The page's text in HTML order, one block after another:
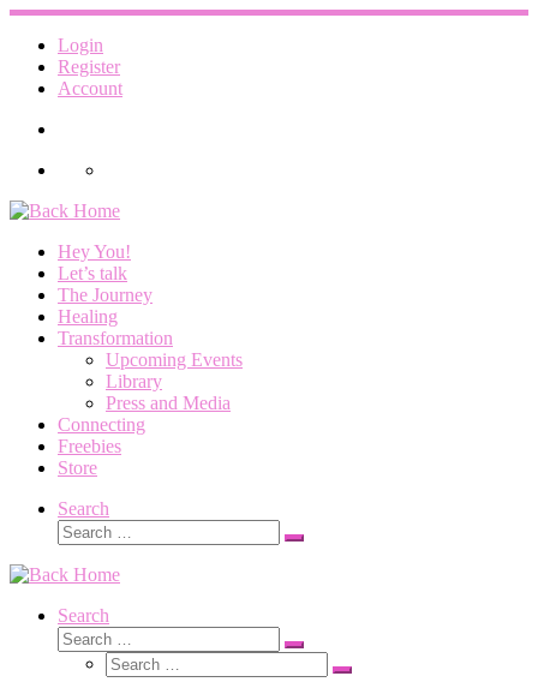
Skip
content
Login
Register
Account
Hey You!
Let’s talk
The Journey
Healing
Transformation
Upcoming Events
Library
Press and Media
Connecting
Freebies
Store
Search
Search
Search
Search
Search
Search
Search
Search